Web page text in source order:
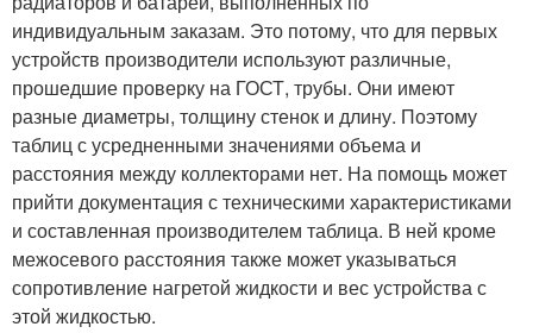
индивидуальным заказам. Это потому, что для первых
устройств производители используют различные,
прошедшие проверку на ГОСТ, трубы. Они имеют
разные диаметры, толщину стенок и длину. Поэтому
таблиц с усредненными значениями объема и
расстояния между коллекторами нет. На помощь может
прийти документация с техническими характеристиками
и составленная производителем таблица. В ней кроме
межосевого расстояния также может указываться
сопротивление нагретой жидкости и вес устройства с
этой жидкостью.